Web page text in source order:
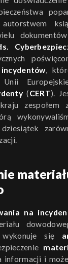
dokumentów
,
(CERT).
zespołem
na
się
informacji i